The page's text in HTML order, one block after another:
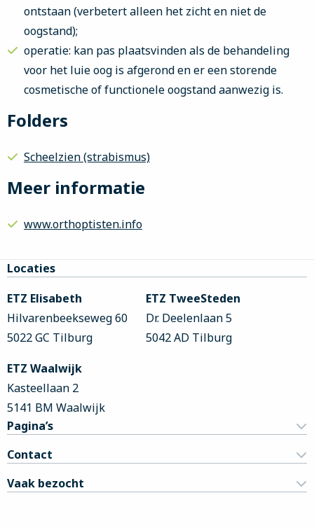
ontstaan (verbetert alleen het zicht en niet de
oogstand);
operatie: kan pas plaatsvinden als de behandeling
voor het luie oog is afgerond en er een storende
cosmetische of functionele oogstand aanwezig is.
Folders
Scheelzien (strabismus)
Meer informatie
www.orthoptisten.info
Site
footer
Locaties
ETZ Elisabeth
Hilvarenbeekseweg 60
5022 GC Tilburg
ETZ TweeSteden
Dr. Deelenlaan 5
5042 AD Tilburg
ETZ Waalwijk
Kasteellaan 2
5141 BM Waalwijk
Pagina’s
Contact
Vaak bezocht